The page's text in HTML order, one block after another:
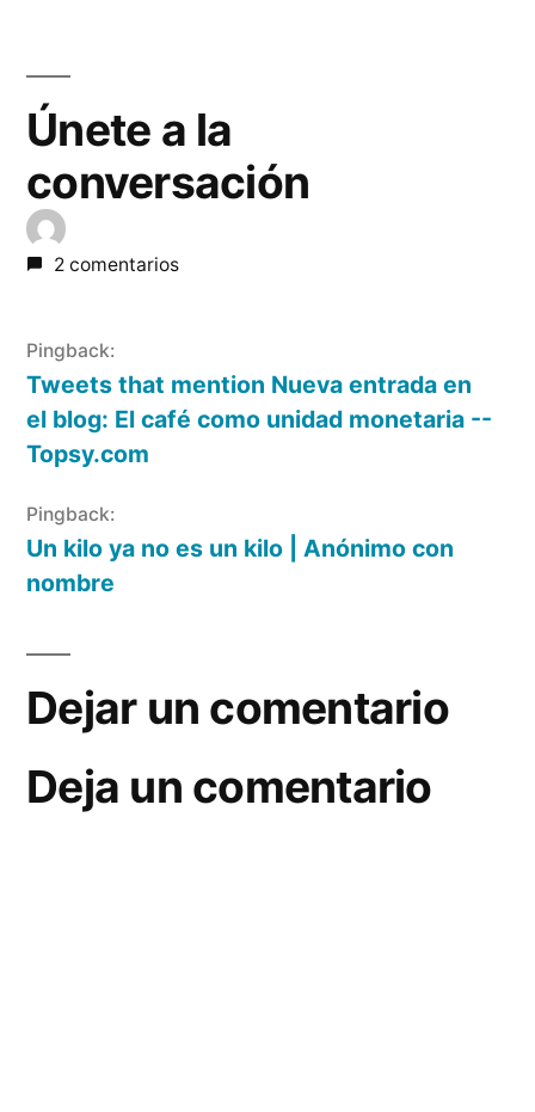
Únete a la
conversación
2 comentarios
Pingback:
Tweets that mention Nueva entrada en
el blog: El café como unidad monetaria --
Topsy.com
Pingback:
Un kilo ya no es un kilo | Anónimo con
nombre
Dejar un comentario
Deja un comentario